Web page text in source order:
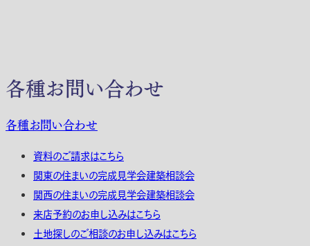
各種お問い合わせ
各種お問い合わせ
資料のご請求はこちら
関東の住まいの完成見学会建築相談会
関西の住まいの完成見学会建築相談会
来店予約のお申し込みはこちら
土地探しのご相談のお申し込みはこちら